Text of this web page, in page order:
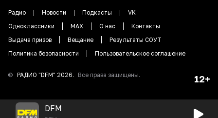
Радио Новости Подкасты
VK
Одноклассники
MAX О нас
Контакты
Выдача призов
Вещание
Результаты СОУТ
Политика безопасности
Пользовательское соглашение
© РАДИО "DFM" 2026. Все права защищены. 12+
DFM